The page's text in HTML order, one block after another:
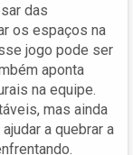
das
os espaços na
jogo pode ser
aponta
na equipe.
mas ainda
a quebrar a